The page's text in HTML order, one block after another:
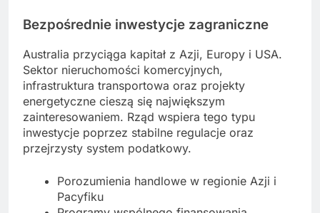
Bezpośrednie inwestycje zagraniczne
Australia przyciąga kapitał z Azji, Europy i USA.
Sektor nieruchomości komercyjnych,
infrastruktura transportowa oraz projekty
energetyczne cieszą się największym
zainteresowaniem. Rząd wspiera tego typu
inwestycje poprzez stabilne regulacje oraz
przejrzysty system podatkowy.
Porozumienia handlowe w regionie Azji i
Pacyfiku